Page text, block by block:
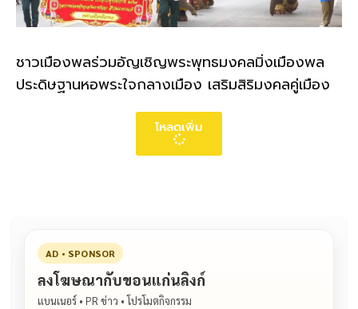
ชาวเมืองพลร่วมอัญเชิญพระพุทธมงคลมิ่งเมืองพล
ประดิษฐานหอพระใจกลางเมือง เสริมสิริมงคลคู่เมือง
โหลดเพิ่ม
AD • SPONSOR
ลงโฆษณากับขอนแก่นลิงก์
แบนเนอร์ • PR ข่าว • โปรโมตกิจกรรม